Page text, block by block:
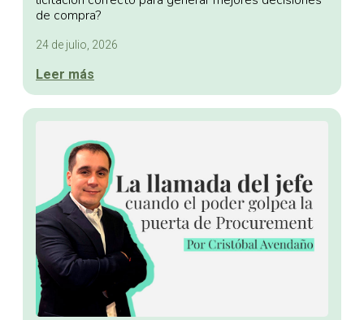
de compra?
24 de julio, 2026
Leer más